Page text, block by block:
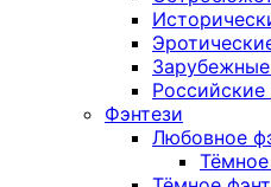
Фэнтези
Любовное